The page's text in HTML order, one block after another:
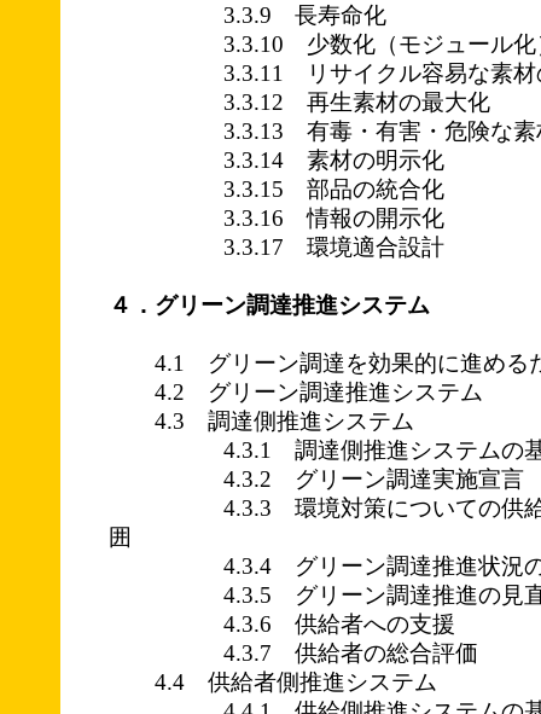
3.3.9 長寿命化
3.3.10 少数化（モジュール化
3.3.11 リサイクル容易な素材
3.3.12 再生素材の最大化
3.3.13 有毒・有害・危険な素材
3.3.14 素材の明示化
3.3.15 部品の統合化
3.3.16 情報の開示化
3.3.17 環境適合設計
４．グリーン調達推進システム
4.1 グリーン調達を効果的に進める
4.2 グリーン調達推進システム
4.3 調達側推進システム
4.3.1 調達側推進システムの基
4.3.2 グリーン調達実施宣言
4.3.3 環境対策についての供給者
囲
4.3.4 グリーン調達推進状況の
4.3.5 グリーン調達推進の見
4.3.6 供給者への支援
4.3.7 供給者の総合評価
4.4 供給者側推進システム